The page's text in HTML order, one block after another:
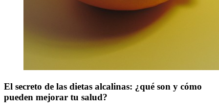
El secreto de las dietas alcalinas: ¿qué son y cómo
pueden mejorar tu salud?